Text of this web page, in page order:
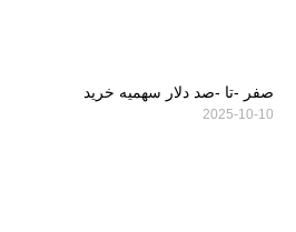
صفر -تا -صد دلار سهمیه خرید
2025-10-10